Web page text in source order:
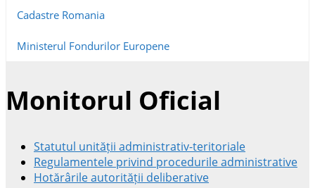
Cadastre Romania
Ministerul Fondurilor Europene
Monitorul Oficial
Statutul unității administrativ-teritoriale
Regulamentele privind procedurile administrative
Hotărârile autorității deliberative